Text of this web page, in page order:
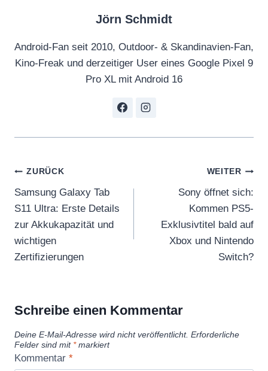
Jörn Schmidt
Android-Fan seit 2010, Outdoor- & Skandinavien-Fan,
Kino-Freak und derzeitiger User eines Google Pixel 9
Pro XL mit Android 16
Beitragsnavigation
ZURÜCK
Samsung Galaxy Tab
S11 Ultra: Erste Details
zur Akkukapazität und
wichtigen
Zertifizierungen
WEITER
Sony öffnet sich:
Kommen PS5-
Exklusivtitel bald auf
Xbox und Nintendo
Switch?
Schreibe einen Kommentar
Deine E-Mail-Adresse wird nicht veröffentlicht. Erforderliche
Felder sind mit *markiert
Kommentar *